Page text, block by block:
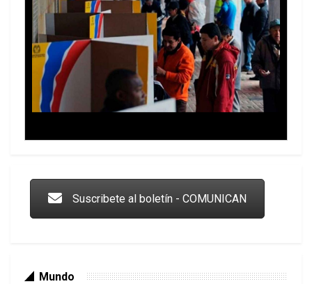
Suscribete al boletín - COMUNICAN
Mundo